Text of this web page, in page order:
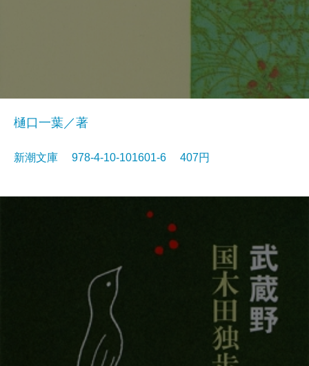
樋口一葉／著
新潮文庫 978-4-10-101601-6 407円